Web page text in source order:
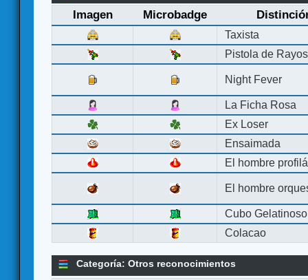
Imagen Microbadge
Taxista
Pistola de Rayos
Night Fever
La Ficha Rosa
Ex Loser
Ensaimada
El hombre
El hombre
Cubo Gelatinoso
Colacao
Categoría: Otros reconocimientos